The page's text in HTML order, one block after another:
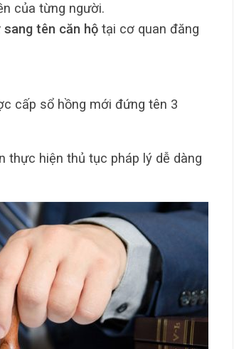
của từng người.
sang tên căn hộ tại cơ quan đăng
cấp sổ hồng mới đứng tên 3
thực hiện thủ tục pháp lý dễ dàng